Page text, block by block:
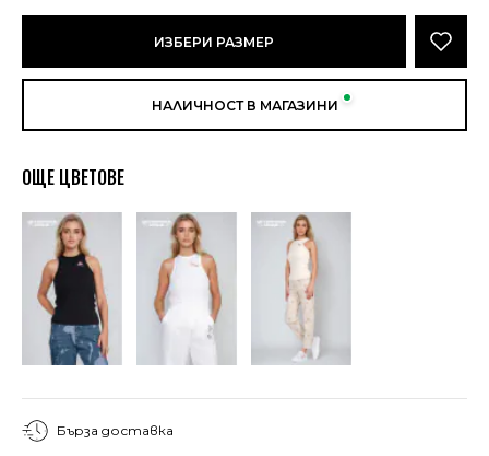
ИЗБЕРИ РАЗМЕР
НАЛИЧНОСТ В МАГАЗИНИ
ОЩЕ ЦВЕТОВЕ
Бърза доставка